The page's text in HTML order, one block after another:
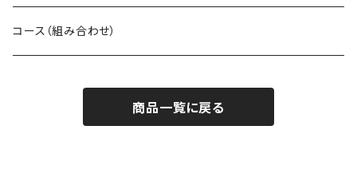
コース（組み合わせ）
商品一覧に戻る